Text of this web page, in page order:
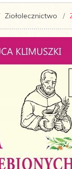
Ziołolecznictwo